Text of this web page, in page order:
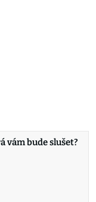
vám bude slušet?